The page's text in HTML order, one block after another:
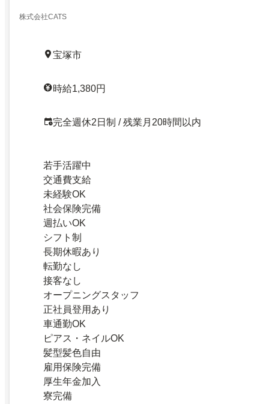
株式会社CATS
宝塚市
時給1,380円
完全週休2日制 / 残業月20時間以内
若手活躍中
交通費支給
未経験OK
社会保険完備
週払いOK
シフト制
長期休暇あり
転勤なし
接客なし
オープニングスタッフ
正社員登用あり
車通勤OK
ピアス・ネイルOK
髪型髪色自由
雇用保険完備
厚生年金加入
寮完備